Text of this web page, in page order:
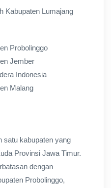
Kabupaten Lumajang
Probolinggo
Jember
Indonesia
Malang
satu kabupaten yang
Provinsi Jawa Timur.
dengan
Probolinggo,